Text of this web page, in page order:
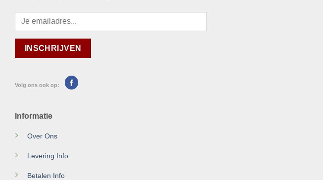
Volg ons ook op:
Informatie
Over Ons
Levering Info
Betalen Info